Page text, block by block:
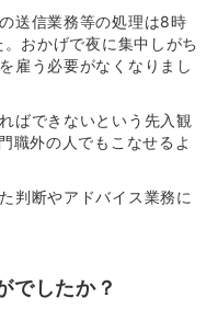
送信業務等の処理は8時
おかげで夜に集中しがち
雇う必要がなくなりまし
ばできないという先入観
職外の人でもこなせるよ
判断やアドバイス業務に
でしたか？